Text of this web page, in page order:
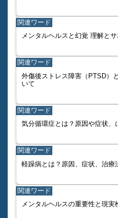
関連ワード
メンタルヘルスと幻覚 理解と
関連ワード
外傷後ストレス障害（PTSD）
いて
関連ワード
気分循環症とは？原因や症状、
関連ワード
軽躁病とは？原因、症状、治療
関連ワード
メンタルヘルスの重要性と現実